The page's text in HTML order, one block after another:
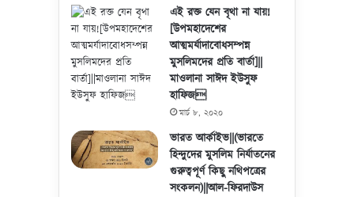
এই রক্ত যেন বৃথা না যায়!
[উপমহাদেশের
আত্মমর্যাদাবোধসম্পন্ন
মুসলিমদের প্রতি বার্তা]||
মাওলানা সাঈদ ইউসুফ
হাফিজ
মার্চ ৮, ২০২০
ভারত আর্কাইভ||(ভারতে
হিন্দুদের মুসলিম নির্যাতনের
গুরুত্বপূর্ণ কিছু নথিপত্রের
সংকলন)||আল-ফিরদাউস